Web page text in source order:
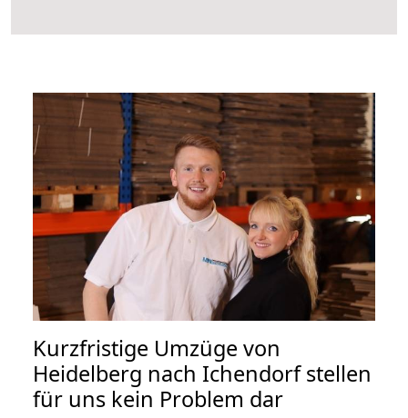
Kurzfristige Umzüge von
Heidelberg nach Ichendorf stellen
für uns kein Problem dar